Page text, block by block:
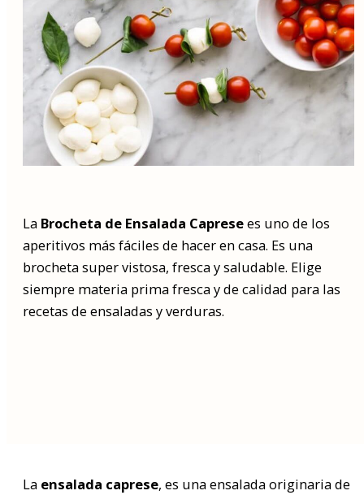
La Brocheta de Ensalada Capresees uno de los
aperitivos más fáciles de hacer en casa. Es una
brocheta super vistosa, fresca y saludable. Elige
siempre materia prima fresca y de calidad para las
recetas de ensaladas y verduras.
La ensalada caprese, es una ensalada originaria de
por: